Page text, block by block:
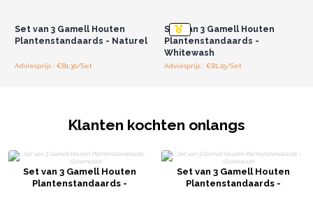
Set van 3 Gamell Houten
Plantenstandaards - Naturel
Adviesprijs : €81.30/Set
Set van 3 Gamell Houten
Plantenstandaards -
Whitewash
Adviesprijs : €81.25/Set
Klanten kochten onlangs
Set van 3 Gamell Houten
Plantenstandaards -
Set van 3 Gamell Houten
Plantenstandaards -